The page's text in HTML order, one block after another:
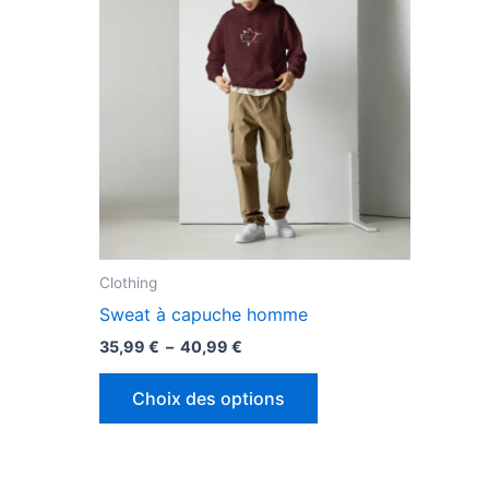
Clothing
Sweat à capuche homme
35,99 € – 40,99 €
35,99 €
à
Choix des options
Ce